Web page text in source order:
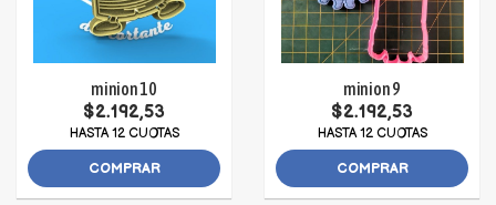
minion 10
$2.192,53
HASTA 12 CUOTAS
COMPRAR
minion 9
$2.192,53
HASTA 12 CUOTAS
COMPRAR